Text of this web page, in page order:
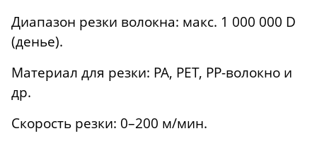
Диапазон резки волокна: макс. 1 000 000 D
(денье).
Материал для резки: PA, PET, PP-волокно и
др.
Скорость резки: 0–200 м/мин.